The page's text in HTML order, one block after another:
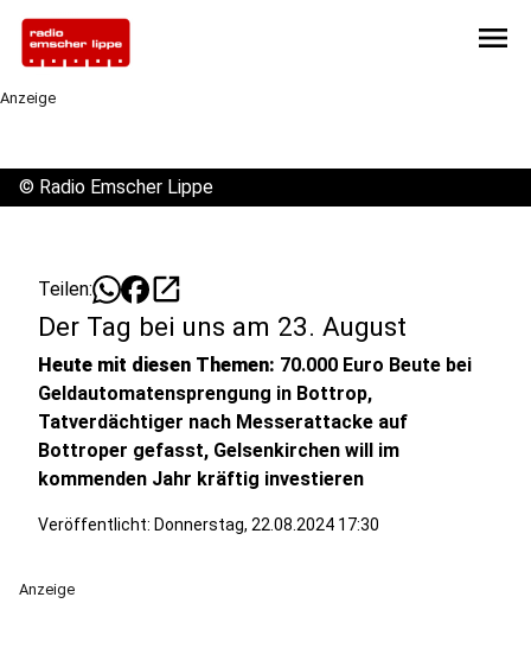
menu
Anzeige
© Radio Emscher Lippe
Teilen: open_in_new
Der Tag bei uns am 23. August
Heute mit diesen Themen: 70.000 Euro Beute bei
Geldautomatensprengung in Bottrop,
Tatverdächtiger nach Messerattacke auf
Bottroper gefasst, Gelsenkirchen will im
kommenden Jahr kräftig investieren
Veröffentlicht: Donnerstag, 22.08.2024 17:30
Anzeige